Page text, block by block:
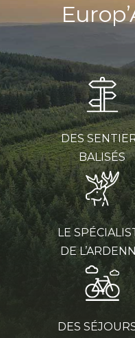
DES
BALISÉS
LE
DE
DES